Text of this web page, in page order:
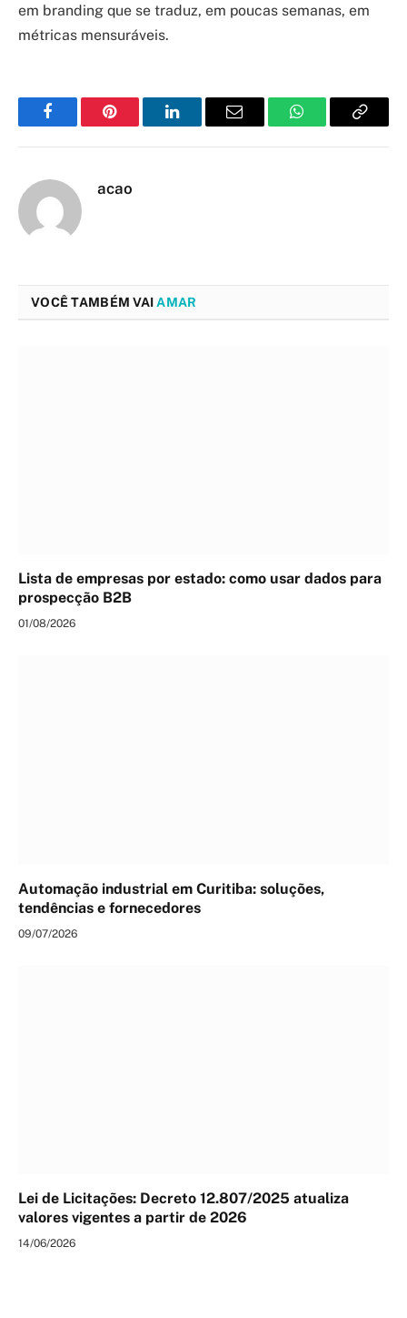
em branding que se traduz, em poucas semanas, em
métricas mensuráveis.
FacebookPinterest LinkedInEmail WhatsAppCopy
acao
VOCÊ TAMBÉM VAI AMAR
Lista de empresas por estado: como usar dados para
prospecção B2B
01/08/2026
Automação industrial em Curitiba: soluções,
tendências e fornecedores
09/07/2026
Lei de Licitações: Decreto 12.807/2025 atualiza
valores vigentes a partir de 2026
14/06/2026